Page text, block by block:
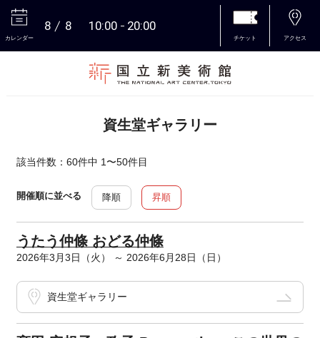
カレンダー
8 8 10:00 20:00
チケット アクセス
資生堂ギャラリー
該当件数：60件中 1〜50件目
開催順に並べる 降順 昇順
うたう仲條 おどる仲條
2026年3月3日（火） ～ 2026年6月28日（日）
資生堂ギャラリー